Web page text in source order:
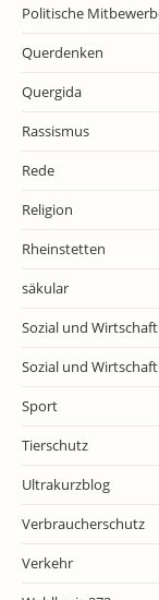
Politische
Querdenken
Quergida
Rassismus
Rede
Religion
Rheinstetten
säkular
Sozial und
Sozial und
Sport
Tierschutz
Ultrakurzblog
Verbraucherschutz
Verkehr